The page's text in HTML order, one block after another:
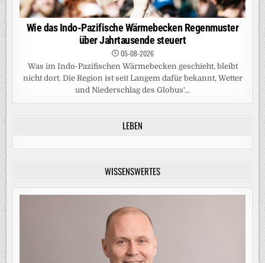
Wie das Indo-Pazifische Wärmebecken Regenmuster
über Jahrtausende steuert
05-08-2026
Was im Indo-Pazifischen Wärmebecken geschieht, bleibt
nicht dort. Die Region ist seit Langem dafür bekannt, Wetter
und Niederschlag des Globus‘...
LEBEN
WISSENSWERTES